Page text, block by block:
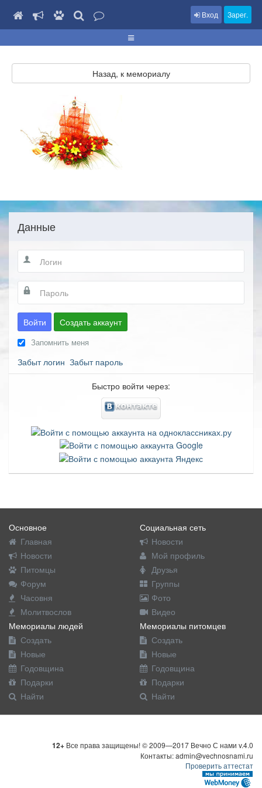
Вход Зарег.
Назад, к мемориалу
Данные
Войти Создать аккаунт
Запомнить меня
Забыт логин Забыт пароль
Быстро войти через:
Основное
Главная
Новости
Питомцы
Форум
Часовня
Молитвослов
Социальная сеть
Новости
Мой профиль
Друзья
Группы
Фото
Видео
Мемориалы людей
Создать
Новые
Годовщина
Подарки
Найти
Мемориалы питомцев
Создать
Новые
Годовщина
Подарки
Найти
12+ Все права защищены! © 2009—2017 Вечно С нами v.4.0
Контакты: admin@vechnosnami.ru
Проверить аттестат